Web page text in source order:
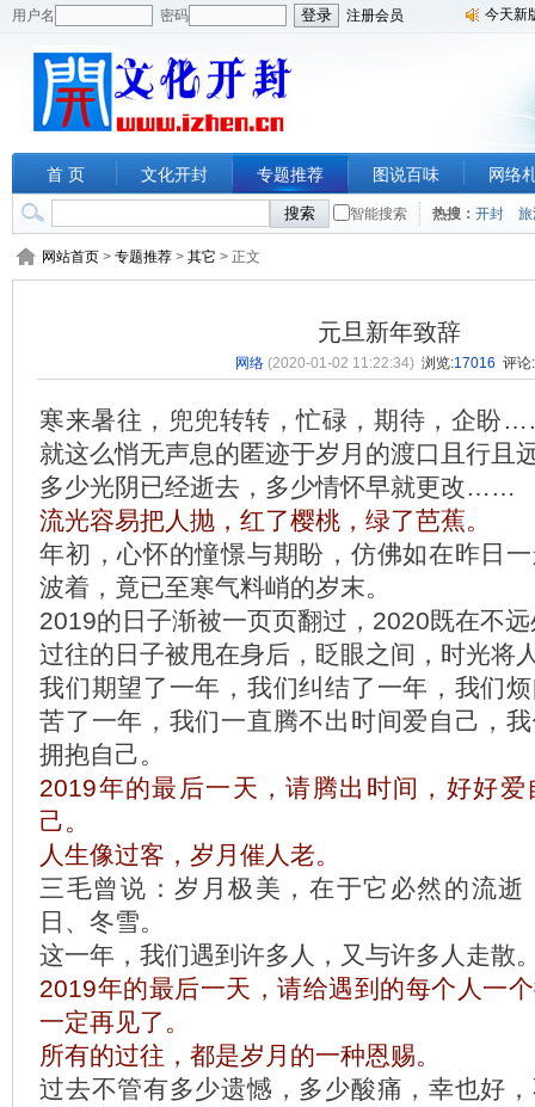
用户名 密码 注册会员 今天新
首 页 文化开封 专题推荐 图说百味 网络
智能搜索 热搜： 开封
网站首页 > 专题推荐 > 其它 > 正文
元旦新年致辞
网络 (2020-01-02 11:22:34) 浏览:17016 评论:
寒来暑往，兜兜转转，忙碌，期待，企盼
就这么悄无声息的匿迹于岁月的渡口且行且
多少光阴已经逝去，多少情怀早就更改……
流光容易把人抛，红了樱桃，绿了芭蕉。
年初，心怀的憧憬与期盼，仿佛如在昨日
波着，竟已至寒气料峭的岁末。
2019的日子渐被一页页翻过，2020既在不
过往的日子被甩在身后，眨眼之间，时光将
我们期望了一年，我们纠结了一年，我们
苦了一年，我们一直腾不出时间爱自己，
拥抱自己。
2019年的最后一天，请腾出时间，好好
己。
人生像过客，岁月催人老。
三毛曾说：岁月极美，在于它必然的流逝
日、冬雪。
这一年，我们遇到许多人，又与许多人走散
2019年的最后一天，请给遇到的每个人一
一定再见了。
所有的过往，都是岁月的一种恩赐。
过去不管有多少遗憾，多少酸痛，幸也好